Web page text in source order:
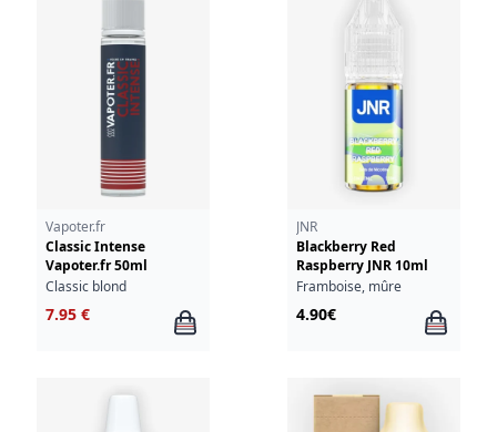
Vapoter.fr
Classic Intense
Vapoter.fr 50ml
Classic blond
7.95 €
JNR
Blackberry Red
Raspberry JNR 10ml
Framboise, mûre
4.90€